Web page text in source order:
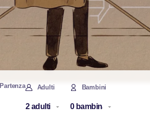
Partenza Adulti Bambini